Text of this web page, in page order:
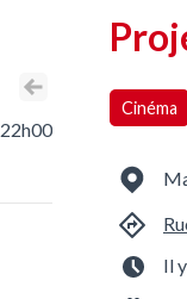
Voir le mois précédent
22h00
Cinéma
Il